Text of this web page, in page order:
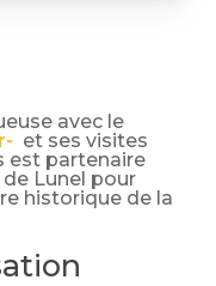
avec le
et ses visites
est partenaire
Lunel pour
historique de la